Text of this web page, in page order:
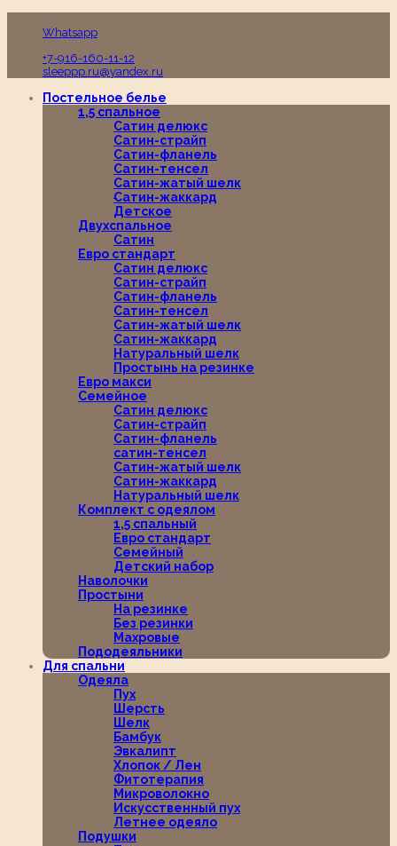
Whatsapp
+7-916-160-11-12
sleeppp.ru@yandex.ru
Постельное белье
1,5 спальное
Сатин делюкс
Сатин-страйп
Сатин-фланель
Сатин-тенсел
Сатин-жатый шелк
Сатин-жаккард
Детское
Двухспальное
Сатин
Евро стандарт
Сатин делюкс
Сатин-страйп
Сатин-фланель
Сатин-тенсел
Сатин-жатый шелк
Сатин-жаккард
Натуральный шелк
Простынь на резинке
Евро макси
Семейное
Сатин делюкс
Сатин-страйп
Сатин-фланель
сатин-тенсел
Сатин-жатый шелк
Сатин-жаккард
Натуральный шелк
Комплект с одеялом
1,5 спальный
Евро стандарт
Семейный
Детский набор
Наволочки
Простыни
На резинке
Без резинки
Махровые
Пододеяльники
Для спальни
Одеяла
Пух
Шерсть
Шелк
Бамбук
Эвкалипт
Хлопок / Лен
Фитотерапия
Микроволокно
Искусственный пух
Летнее одеяло
Подушки